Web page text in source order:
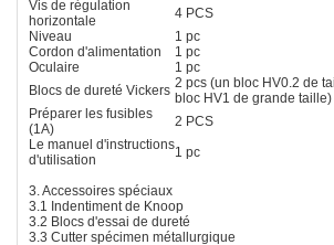
Vis de régulation
horizontale
4 PCS
Niveau
1 pc
Cordon d'alimentation
1 pc
Oculaire
1 pc
Blocs de dureté Vickers 2 pcs (un bloc HV0.2 de
bloc HV1 de grande taille)
Préparer les fusibles
(1A)
2 PCS
Le manuel d'instructions
d'utilisation
1 pc
3. Accessoires spéciaux
3.1 Indentiment de Knoop
3.2 Blocs d'essai de dureté
3.3 Cutter spécimen métallurgique